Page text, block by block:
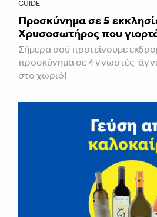
GUIDE
Προσκύνημα σε 5
Χρυσοσωτήρος που
Σήμερα σού προτείνουμε
προσκύνημα σε 4 γνωστές-
στο χωριό!